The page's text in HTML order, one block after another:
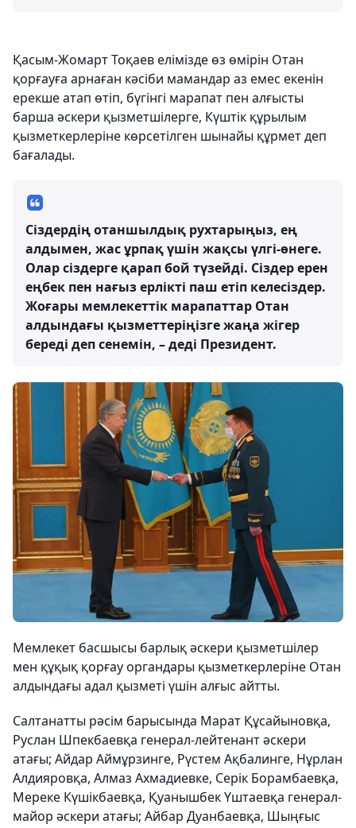
Қасым-Жомарт Тоқаев елімізде өз өмірін Отан
қорғауға арнаған кәсіби мамандар аз емес екенін
ерекше атап өтіп, бүгінгі марапат пен алғысты
барша әскери қызметшілерге, Күштік құрылым
қызметкерлеріне көрсетілген шынайы құрмет деп
бағалады.
Сіздердің отаншылдық рухтарыңыз, ең
алдымен, жас ұрпақ үшін жақсы үлгі-өнеге.
Олар сіздерге қарап бой түзейді. Сіздер ерен
еңбек пен нағыз ерлікті паш етіп келесіздер.
Жоғары мемлекеттік марапаттар Отан
алдындағы қызметтеріңізге жаңа жігер
береді деп сенемін, – деді Президент.
Мемлекет басшысы барлық әскери қызметшілер
мен құқық қорғау органдары қызметкерлеріне Отан
алдындағы адал қызметі үшін алғыс айтты.
Салтанатты рәсім барысында Марат Құсайыновқа,
Руслан Шпекбаевқа генерал-лейтенант әскери
атағы; Айдар Аймұрзинге, Рүстем Ақбалинге, Нұрлан
Алдияровқа, Алмаз Ахмадиевке, Серік Борамбаевқа,
Мереке Күшікбаевқа, Қуанышбек Үштаевқа генерал-
майор әскери атағы; Айбар Дуанбаевқа, Шыңғыс